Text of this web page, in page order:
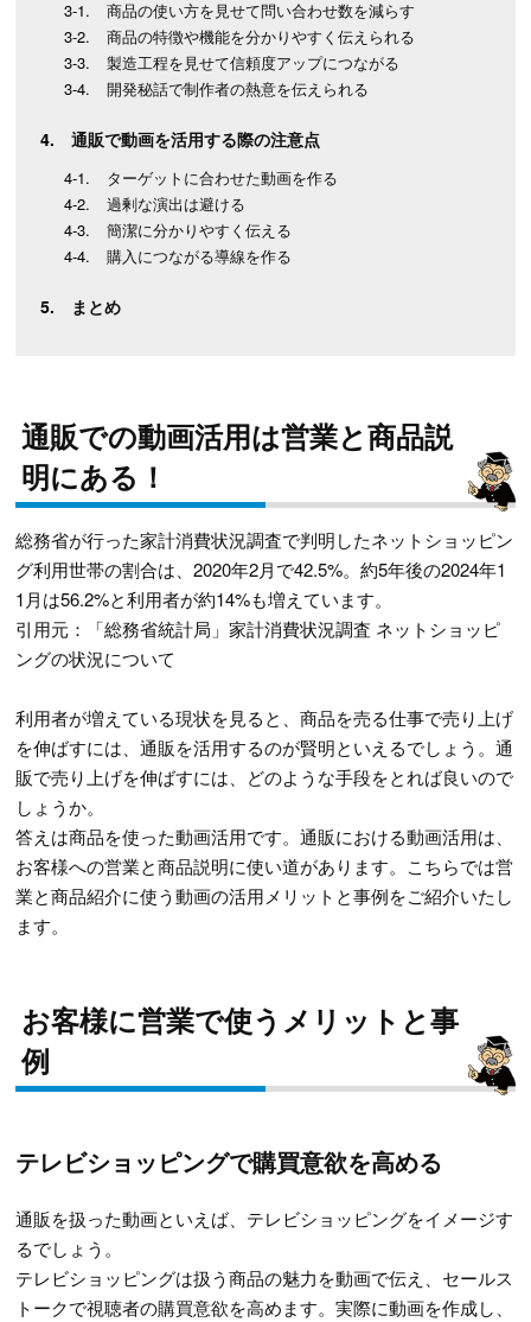
商品の使い方を見せて問い合わせ数を減らす
商品の特徴や機能を分かりやすく伝えられる
製造工程を見せて信頼度アップにつながる
開発秘話で制作者の熱意を伝えられる
通販で動画を活用する際の注意点
ターゲットに合わせた動画を作る
過剰な演出は避ける
簡潔に分かりやすく伝える
購入につながる導線を作る
まとめ
通販での動画活用は営業と商品説
明にある！
総務省が行った家計消費状況調査で判明したネットショッピン
グ利用世帯の割合は、2020年2月で42.5%。約5年後の2024年1
1月は56.2%と利用者が約14%も増えています。
引用元：「総務省統計局」家計消費状況調査 ネットショッピ
ングの状況について
利用者が増えている現状を見ると、商品を売る仕事で売り上げ
を伸ばすには、通販を活用するのが賢明といえるでしょう。通
販で売り上げを伸ばすには、どのような手段をとれば良いので
しょうか。
答えは商品を使った動画活用です。通販における動画活用は、
お客様への営業と商品説明に使い道があります。こちらでは営
業と商品紹介に使う動画の活用メリットと事例をご紹介いたし
ます。
お客様に営業で使うメリットと事
例
テレビショッピングで購買意欲を高める
通販を扱った動画といえば、テレビショッピングをイメージす
るでしょう。
テレビショッピングは扱う商品の魅力を動画で伝え、セールス
トークで視聴者の購買意欲を高めます。実際に動画を作成し、